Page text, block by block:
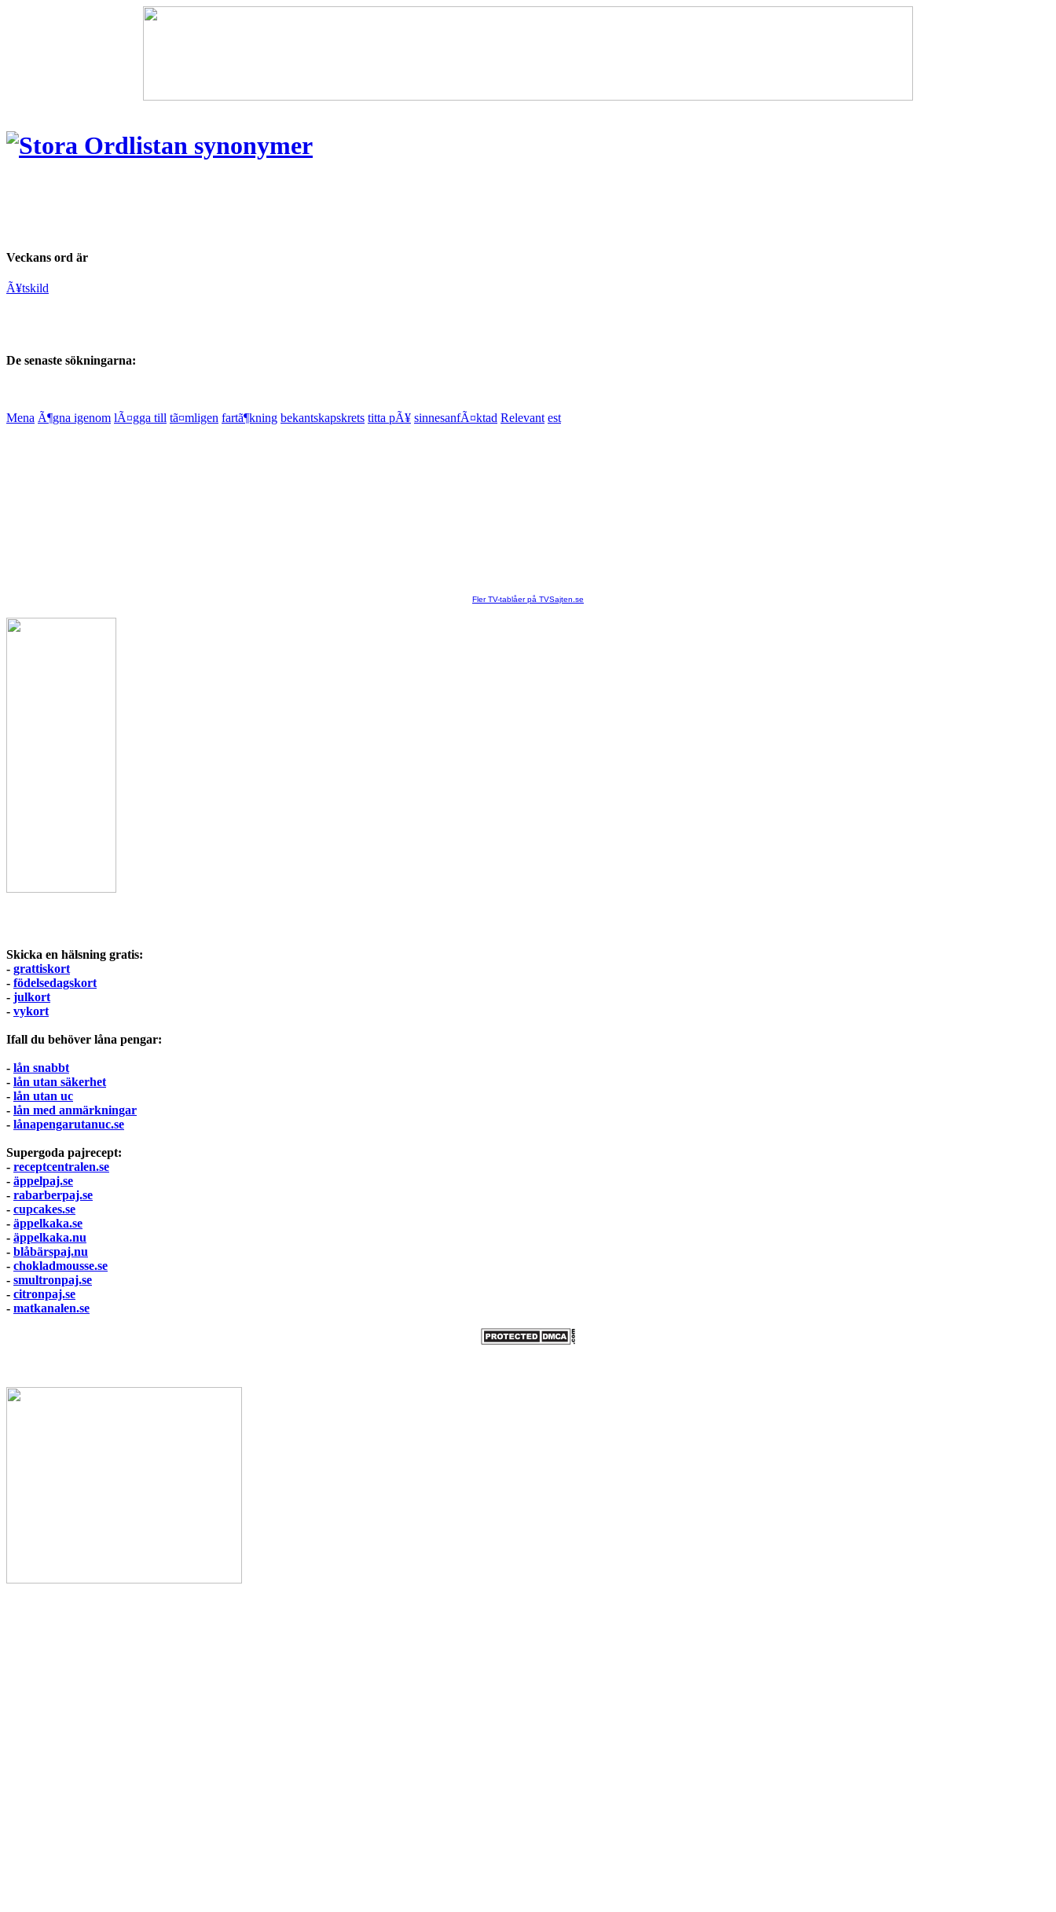
Veckans ord är
Ã¥tskild
De senaste sökningarna:
Mena Ã¶gna igenom lÃ¤gga till tã¤mligen fartã¶kning bekantskapskrets titta pÃ¥ sinnesanfÃ¤ktad Relevant est
Fler TV-tablåer på TVSajten.se
Skicka en hälsning gratis:
- grattiskort
- födelsedagskort
- julkort
- vykort
Ifall du behöver låna pengar:
- lån snabbt
- lån utan säkerhet
- lån utan uc
- lån med anmärkningar
- lånapengarutanuc.se
Supergoda pajrecept:
- receptcentralen.se
- äppelpaj.se
- rabarberpaj.se
- cupcakes.se
- äppelkaka.se
- äppelkaka.nu
- blåbärspaj.nu
- chokladmousse.se
- smultronpaj.se
- citronpaj.se
- matkanalen.se